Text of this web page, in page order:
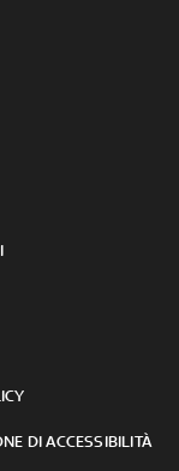
DI ACCESSIBILITÀ